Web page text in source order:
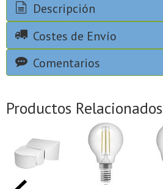
Descripción
Costes de Envío
Comentarios
Productos Relacionados